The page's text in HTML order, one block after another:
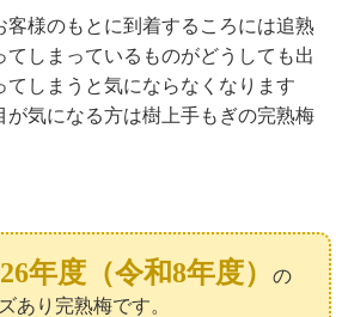
客様のもとに到着するころには追熟
てしまっているものがどうしても出
てしまうと気にならなくなります
が気になる方は樹上手もぎの完熟梅
年度（令和8年度）
の
あり完熟梅です。